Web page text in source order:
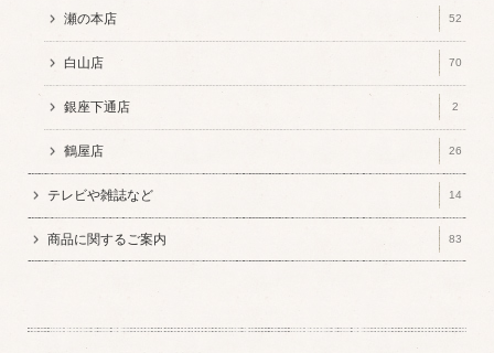
瀬の本店 52
白山店 70
銀座下通店 2
鶴屋店 26
テレビや雑誌など 14
商品に関するご案内 83